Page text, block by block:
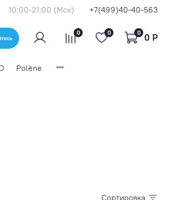
10:00-21:00 (Мск) +7(499)40-40-563
0 0 0 0 P
Polène
Сортировка